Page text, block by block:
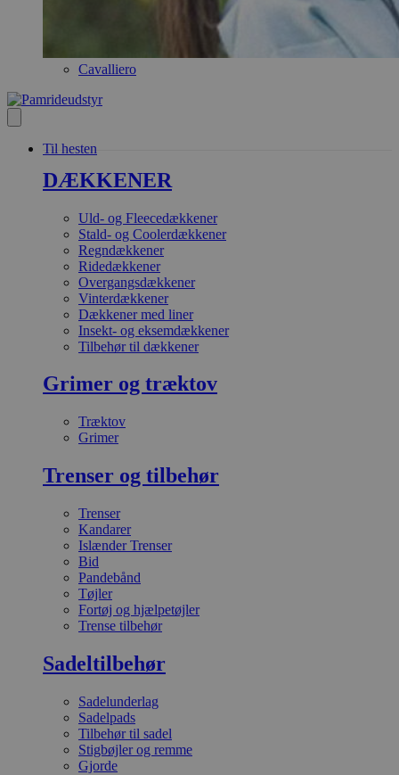
Cavalliero
Til hesten
DÆKKENER
Uld- og Fleecedækkener
Stald- og Coolerdækkener
Regndækkener
Ridedækkener
Overgangsdækkener
Vinterdækkener
Dækkener med liner
Insekt- og eksemdækkener
Tilbehør til dækkener
Grimer og træktov
Træktov
Grimer
Trenser og tilbehør
Trenser
Kandarer
Islænder Trenser
Bid
Pandebånd
Tøjler
Fortøj og hjælpetøjler
Trense tilbehør
Sadeltilbehør
Sadelunderlag
Sadelpads
Tilbehør til sadel
Stigbøjler og remme
Gjorde